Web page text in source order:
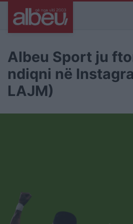
Albeu Sport ju
ndiqni në
LAJM)